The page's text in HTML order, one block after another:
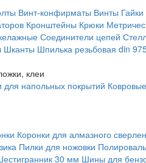
Винт-конфирматы Винты Гайки
Кронштейны Крюки
Соединители цепей
Шканты Шпилька резьбовая din
клеи
для напольных покрытий
Коронки для алмазного
Пилки для ножовки
30 мм Шины для